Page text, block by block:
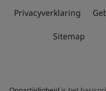
Privacyverklaring
Sitemap